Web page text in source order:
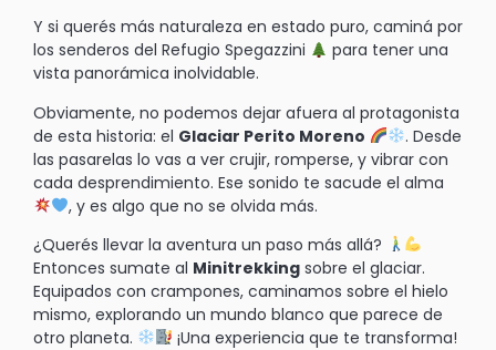
Y si querés más naturaleza en estado puro, caminá por
los senderos del Refugio Spegazzini
para tener una
vista panorámica inolvidable.
Obviamente, no podemos dejar afuera al protagonista
de esta historia: el Glaciar Perito Moreno
. Desde
las pasarelas lo vas a ver crujir, romperse, y vibrar con
cada desprendimiento. Ese sonido te sacude el alma
, y es algo que no se olvida más.
¿Querés llevar la aventura un paso más allá?
Entonces sumate al Minitrekking sobre el glaciar.
Equipados con crampones, caminamos sobre el hielo
mismo, explorando un mundo blanco que parece de
otro planeta.
¡Una experiencia que te transforma!